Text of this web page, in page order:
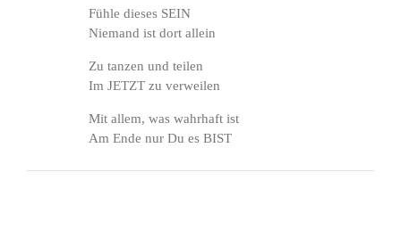
Fühle dieses SEIN
Niemand ist dort allein
Zu tanzen und teilen
Im JETZT zu verweilen
Mit allem, was wahrhaft ist
Am Ende nur Du es BIST